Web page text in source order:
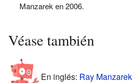
Manzarek en 2006.
Véase también
En inglés: Ray